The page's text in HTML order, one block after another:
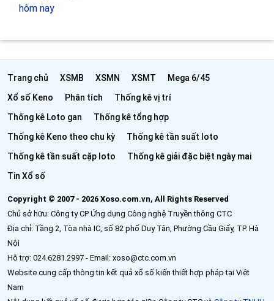
hôm nay
Trang chủ XSMB XSMN XSMT
Mega 6/45
Xổ số Keno
Phân tích
Thống kê vị trí
Thống kê Loto gan
Thống kê tổng hợp
Thống kê Keno theo chu kỳ
Thống kê tần suất loto
Thống kê tần suất cặp loto
Thống kê giải đặc biệt ngày mai
Tin Xổ số
Copyright © 2007 - 2026 Xoso.com.vn, All Rights Reserved
Chủ sở hữu: Công ty CP Ứng dụng Công nghệ Truyền thông CTC
Địa chỉ: Tầng 2, Tòa nhà IC, số 82 phố Duy Tân, Phường Cầu Giấy, TP. Hà
Nội
Hỗ trợ: 024.6281.2997 - Email: xoso@ctc.com.vn
Website cung cấp thông tin kết quả xổ số kiến thiết hợp pháp tại Việt
Nam